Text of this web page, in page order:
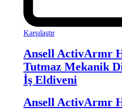
Karşılaştır
Ansell ActivArmr
Tutmaz Mekanik
İş Eldiveni
Ansell ActivArmr